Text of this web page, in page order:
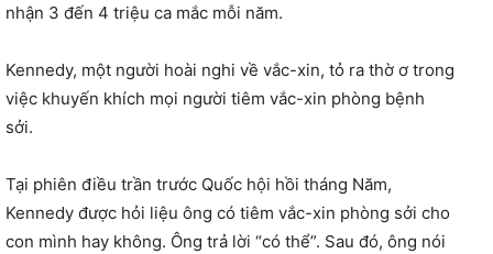
nhận 3 đến 4 triệu ca mắc mỗi năm.
Kennedy, một người hoài nghi về vắc-xin, tỏ ra thờ ơ trong
việc khuyến khích mọi người tiêm vắc-xin phòng bệnh
sởi.
Tại phiên điều trần trước Quốc hội hồi tháng Năm,
Kennedy được hỏi liệu ông có tiêm vắc-xin phòng sởi cho
con mình hay không. Ông trả lời “có thể”. Sau đó, ông nói